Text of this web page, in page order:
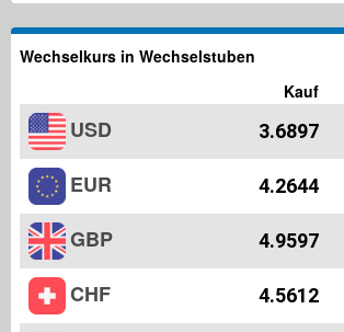
Wechselkurs in Wechselstuben
Kauf
USD 3.6897
EUR 4.2644
GBP 4.9597
CHF 4.5612